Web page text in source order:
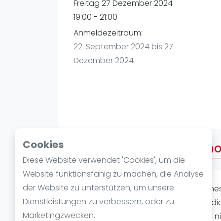
Cookies
Diese Website verwendet 'Cookies', um die
Website funktionsfähig zu machen, die Analyse
der Website zu unterstützen, um unsere
Dienstleistungen zu verbessern, oder zu
Marketingzwecken.
Verschiedenes
Freitag 27 Dezember 2024
19:00 - 21:00
Anmeldezeitraum:
22. September 2024 bis 27.
Dezember 2024
Über After Work
Verpasse nicht unser
Padel-Enthusiasten und diejenigen,
einzigartigen Abend ein. Hier geht es